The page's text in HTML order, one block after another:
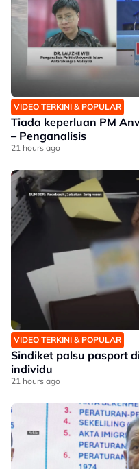
VIDEO TERKINI & POPULAR
Tiada keperluan PM
– Penganalisis
21 hours ago
VIDEO TERKINI & POPULAR
Sindiket palsu pasport
individu
21 hours ago